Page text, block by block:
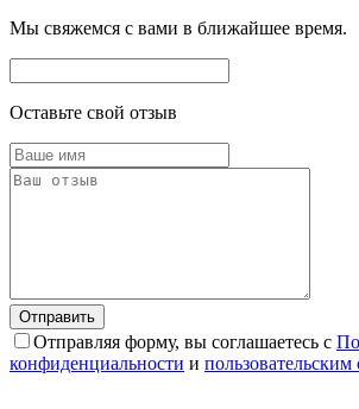
Мы свяжемся с вами в ближайшее время.
Оставьте свой отзыв
Отправляя форму, вы соглашаетесь с
конфиденциальности и